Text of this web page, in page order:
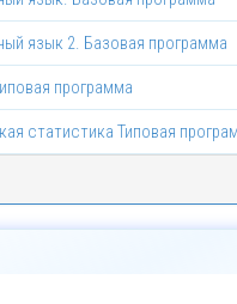
язык 2. Базовая программа
программа
статистика Типовая